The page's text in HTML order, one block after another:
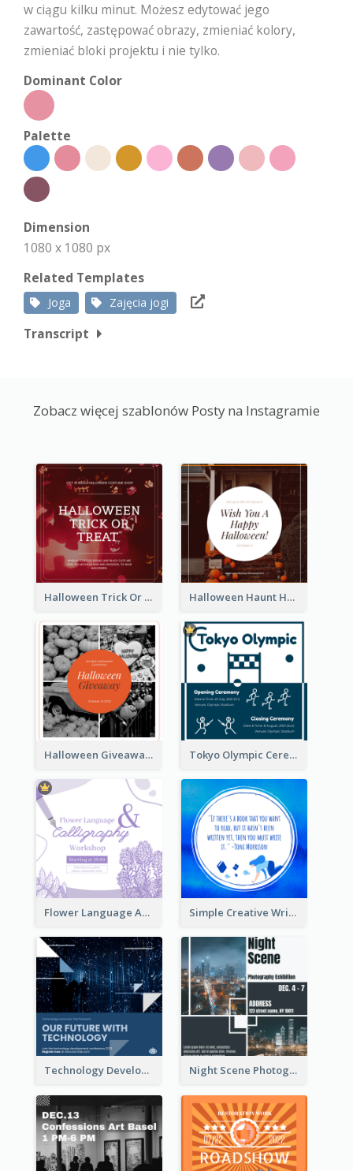
w ciągu kilku minut. Możesz edytować jego
zawartość, zastępować obrazy, zmieniać kolory,
zmieniać bloki projektu i nie tylko.
Dominant Color
Palette
Dimension
1080 x 1080 px
Related Templates
Joga Zajęcia jogi
Transcript
Zobacz więcej szablonów Posty na Instagramie
Halloween Trick Or Treat Instagram Post Halloween Haunt House Instagram Post
Halloween Giveaway Instagram Post Tokyo Olympic Ceremony Instagram Post
Flower Language And Calligraphy Instagram Post Simple Creative Writing Quote Instagram Post
Technology Development Conference Instagram Post Night Scene Photography Exhibition Instagram Post